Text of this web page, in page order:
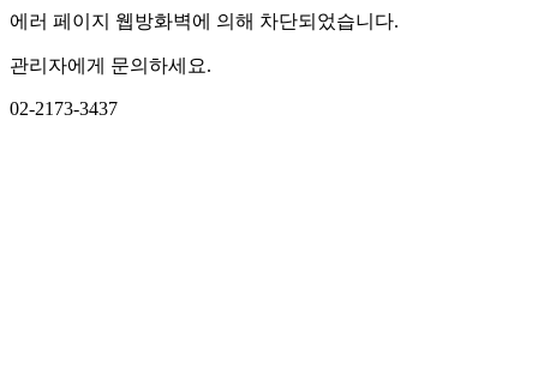
에러 페이지 웹방화벽에 의해 차단되었습니다.
관리자에게 문의하세요.
02-2173-3437